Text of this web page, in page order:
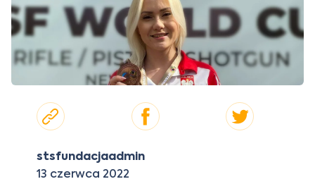
stsfundacjaadmin
13 czerwca 2022